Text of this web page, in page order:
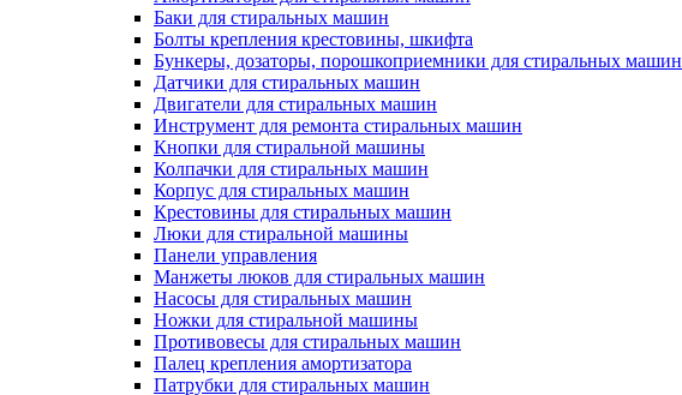
Баки для стиральных машин
Болты крепления крестовины, шкифта
Бункеры, дозаторы, порошкоприемники для стиральных машин
Датчики для стиральных машин
Двигатели для стиральных машин
Инструмент для ремонта стиральных машин
Кнопки для стиральной машины
Колпачки для стиральных машин
Корпус для стиральных машин
Крестовины для стиральных машин
Люки для стиральной машины
Панели управления
Манжеты люков для стиральных машин
Насосы для стиральных машин
Ножки для стиральной машины
Противовесы для стиральных машин
Палец крепления амортизатора
Патрубки для стиральных машин